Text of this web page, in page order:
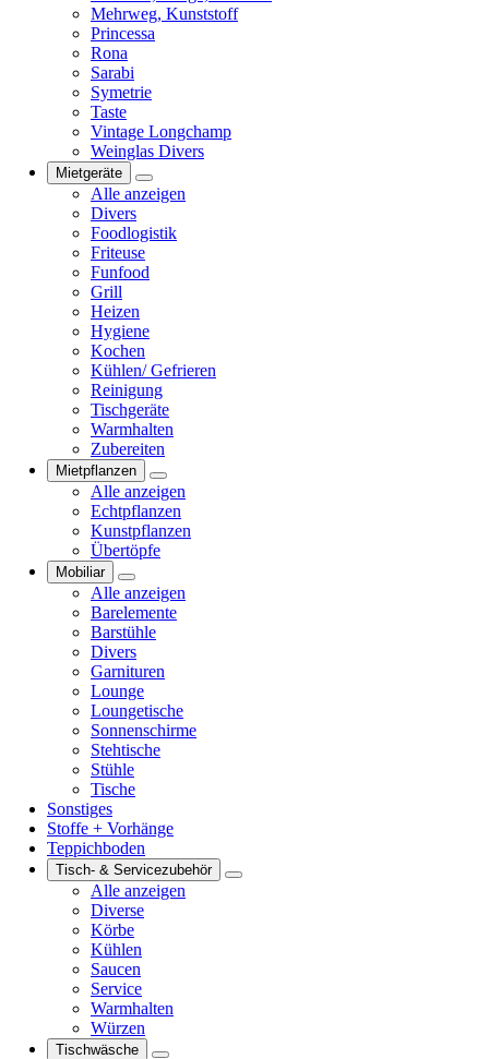
Mehrweg, Kunststoff
Princessa
Rona
Sarabi
Symetrie
Taste
Vintage Longchamp
Weinglas Divers
Mietgeräte
Alle anzeigen
Divers
Foodlogistik
Friteuse
Funfood
Grill
Heizen
Hygiene
Kochen
Kühlen/ Gefrieren
Reinigung
Tischgeräte
Warmhalten
Zubereiten
Mietpflanzen
Alle anzeigen
Echtpflanzen
Kunstpflanzen
Übertöpfe
Mobiliar
Alle anzeigen
Barelemente
Barstühle
Divers
Garnituren
Lounge
Loungetische
Sonnenschirme
Stehtische
Stühle
Tische
Sonstiges
Stoffe + Vorhänge
Teppichboden
Tisch- & Servicezubehör
Alle anzeigen
Diverse
Körbe
Kühlen
Saucen
Service
Warmhalten
Würzen
Tischwäsche